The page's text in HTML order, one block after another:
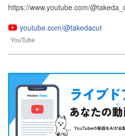
https://www.youtube.com/
youtube.com/@takedacut
YouTube